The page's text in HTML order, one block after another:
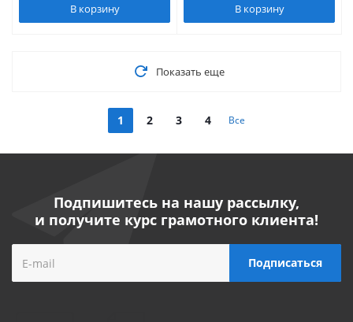
В корзину В корзину
Показать еще
1 2 3 4 Все
Подпишитесь на нашу рассылку,
и получите курс грамотного клиента!